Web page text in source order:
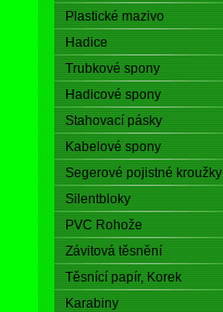
Plastické mazivo
Hadice
Trubkové spony
Hadicové spony
Stahovací pásky
Kabelové spony
Segerové pojistné kroužky
Silentbloky
PVC Rohože
Závitová těsnění
Těsnící papír, Korek
Karabiny